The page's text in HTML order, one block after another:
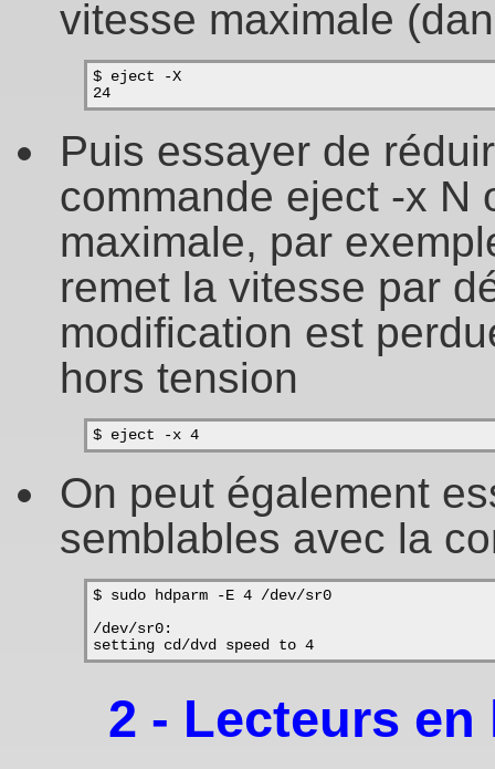
vitesse maximale
$ eject -X
24
Puis essayer de
commande eject -x N
maximale, par
remet la vitesse par
modification est
hors tension
$ eject -x 4
On peut également
semblables avec la
$ sudo hdparm -E 4 /dev/sr0
/dev/sr0:
setting cd/dvd speed to 4
2 - Lecteurs